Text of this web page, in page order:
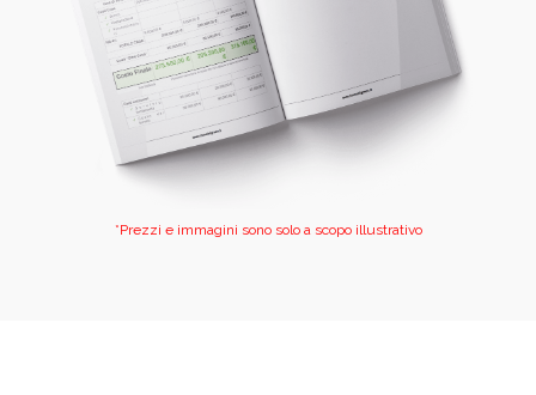
*Prezzi e immagini sono solo a scopo illustrativo